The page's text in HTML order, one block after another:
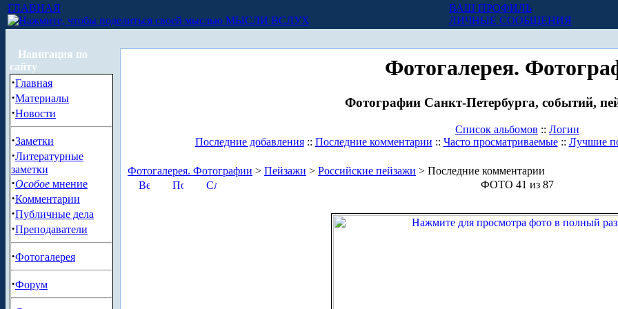
ГЛАВНАЯ
МЫСЛИ ВСЛУХ
ВАШ ПРОФИЛЬ
ЛИЧНЫЕ СООБЩЕНИЯ
Навигация по
сайту
·Главная
·Материалы
·Новости
·Заметки
·Литературные
заметки
·Особое мнение
·Комментарии
·Публичные дела
·Преподаватели
·Фотогалерея
·Форум
Фотогалерея.
Фотографии Санкт-Петербурга, событий,
Список альбомов :: Логин
Последние добавления:: Последние комментарии :: Часто просматриваемые:: Лучшие
Фотогалерея. Фотографии > Пейзажи > Российские пейзажи > Последние комментарии
ФОТО 41 из 87